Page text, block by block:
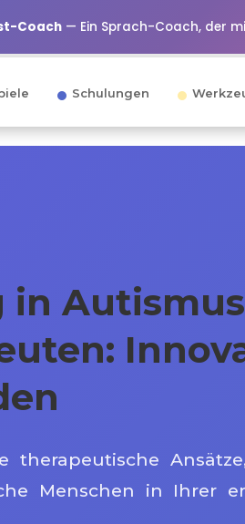
Coach — Ein Sprach-Coach, der
Schulungen
in
therapeutische
Menschen in Ihrer